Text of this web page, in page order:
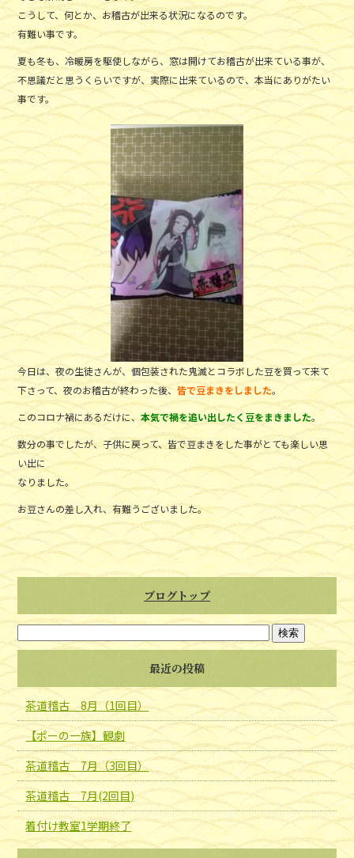
こうして、何とか、お稽古が出来る状況になるのです。
有難い事です。
夏も冬も、冷暖房を駆使しながら、窓は開けてお稽古が出来ている事が、
不思議だと思うくらいですが、実際に出来ているので、本当にありがたい
事です。
今日は、夜の生徒さんが、個包装された鬼滅とコラボした豆を買って来て
下さって、夜のお稽古が終わった後、皆で豆まきをしました。
このコロナ禍にあるだけに、本気で禍を追い出したく豆をまきました。
数分の事でしたが、子供に戻って、皆で豆まきをした事がとても楽しい思
い出に
なりました。
お豆さんの差し入れ、有難うございました。
ブログトップ
最近の投稿
茶道稽古 8月（1回目）
【ポーの一族】観劇
茶道稽古 7月（3回目）
茶道稽古 7月(2回目)
着付け教室1学期終了